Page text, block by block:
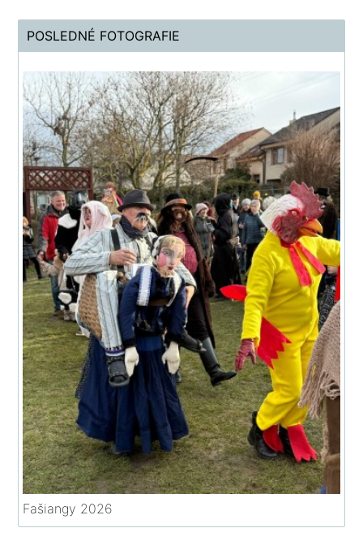
POSLEDNÉ FOTOGRAFIE
Fašiangy 2026